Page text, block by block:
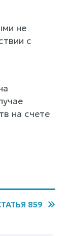
не
с
на счете
859